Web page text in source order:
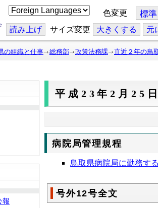
こ
の
ジ
を
翻
色変更 標準
読み上げ サイズ変更 大きくする 元
の組織と仕事 総務部 政策法務課 直近２年の鳥
報
平成23年2月25
病院局管理規程
鳥取県病院局に勤務す
号外12号全文